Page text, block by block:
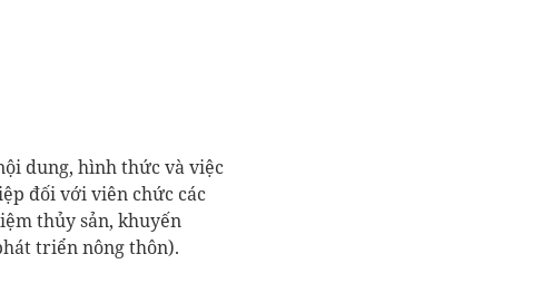
dung, hình thức và việc
đối với viên chức các
thủy sản, khuyến
triển nông thôn).